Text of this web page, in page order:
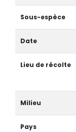
Sous-espèce
Date
Lieu de récolte
Milieu
Pays